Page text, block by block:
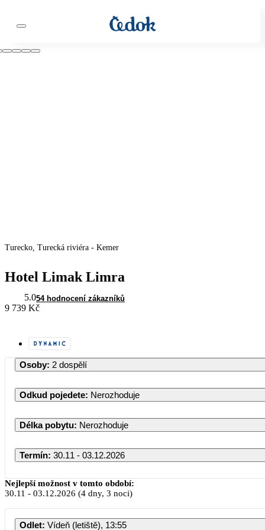
Turecko, Turecká riviéra - Kemer
Hotel Limak Limra
5.054 hodnocení zákazníků
9 739 Kč
Osoby: 2 dospělí
Odkud pojedete: Nerozhoduje
Délka pobytu: Nerozhoduje
Termín: 30.11 - 03.12.2026
PO
Nejlepší možnost v tomto období:
30.11 - 03.12.2026 (4 dny, 3 noci)
Odlet: Vídeň (letiště), 13:55